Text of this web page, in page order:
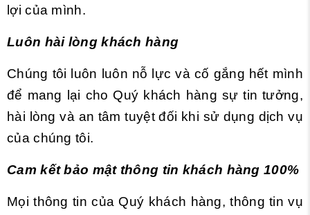
lợi của mình.
Luôn hài lòng khách hàng
Chúng tôi luôn luôn nỗ lực và cố gắng hết mình
để mang lại cho Quý khách hàng sự tin tưởng,
hài lòng và an tâm tuyệt đối khi sử dụng dịch vụ
của chúng tôi.
Cam kết bảo mật thông tin khách hàng 100%
Mọi thông tin của Quý khách hàng, thông tin vụ